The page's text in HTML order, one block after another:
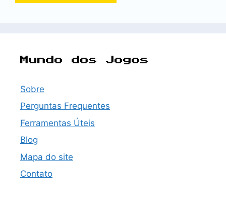
Mundo dos Jogos
Sobre
Perguntas Frequentes
Ferramentas Úteis
Blog
Mapa do site
Contato